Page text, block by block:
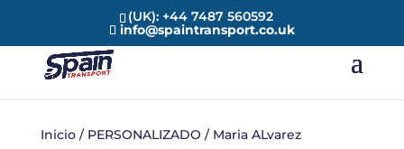
(UK): +44 7487 560592
info@spaintransport.co.uk
Inicio/ PERSONALIZADO / Maria ALvarez